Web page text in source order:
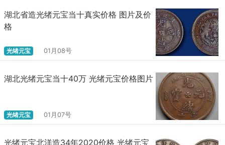
湖北省造光绪元宝当十真实价格 图片及价
格
光绪元宝 01月08号
湖北光绪元宝当十40万 光绪元宝价格图片
光绪元宝 01月07号
光绪元宝北洋造34年2020价格 光绪元宝